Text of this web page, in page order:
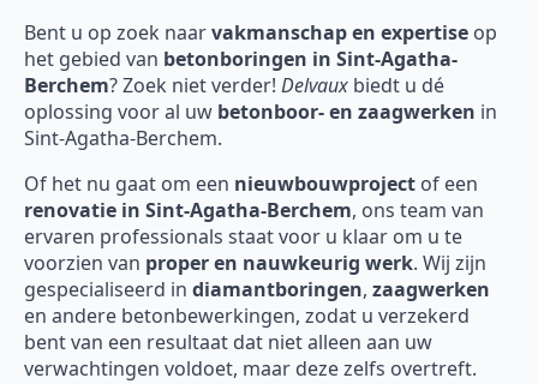
Bent u op zoek naarvakmanschap en expertise op
het gebied van betonboringen in Sint-Agatha-
Berchem? Zoek niet verder! Delvaux biedt u dé
oplossing voor al uw betonboor- en zaagwerken in
Sint-Agatha-Berchem.
Of het nu gaat om een nieuwbouwproject of een
renovatie in Sint-Agatha-Berchem, ons team van
ervaren professionals staat voor u klaar om u te
voorzien van proper en nauwkeurig werk. Wij zijn
gespecialiseerd in diamantboringen, zaagwerken
en andere betonbewerkingen, zodat u verzekerd
bent van een resultaat dat niet alleen aan uw
verwachtingen voldoet, maar deze zelfs overtreft.